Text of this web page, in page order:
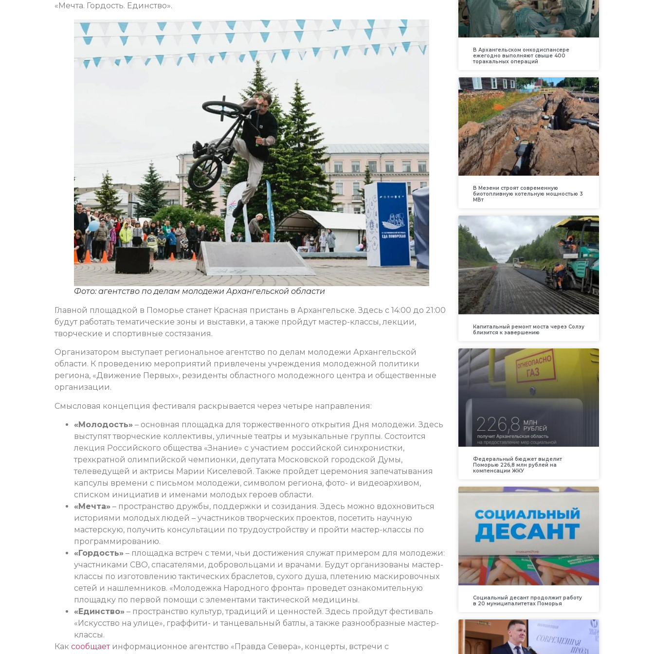
«Мечта. Гордость. Единство».
Фото: агентство по делам молодежи Архангельской области
Главной площадкой в Поморье станет Красная пристань в Архангельске. Здесь с 14:00 до 21:00
будут работать тематические зоны и выставки, а также пройдут мастер-классы, лекции,
творческие и спортивные состязания.
Организатором выступает региональное агентство по делам молодежи Архангельской
области. К проведению мероприятий привлечены учреждения молодежной политики
региона, «Движение Первых», резиденты областного молодежного центра и общественные
организации.
Смысловая концепция фестиваля раскрывается через четыре направления:
«Молодость» – основная площадка для торжественного открытия Дня молодежи. Здесь
выступят творческие коллективы, уличные театры и музыкальные группы. Состоится
лекция Российского общества «Знание» с участием российской синхронистки,
трехкратной олимпийской чемпионки, депутата Московской городской Думы,
телеведущей и актрисы Марии Киселевой. Также пройдет церемония запечатывания
капсулы времени с письмом молодежи, символом региона, фото- и видеоархивом,
списком инициатив и именами молодых героев области.
«Мечта» – пространство дружбы, поддержки и созидания. Здесь можно вдохновиться
историями молодых людей – участников творческих проектов, посетить научную
мастерскую, получить консультации по трудоустройству и пройти мастер-классы по
программированию.
«Гордость» – площадка встреч с теми, чьи достижения служат примером для молодежи:
участниками СВО, спасателями, добровольцами и врачами. Будут организованы мастер-
классы по изготовлению тактических браслетов, сухого душа, плетению маскировочных
сетей и нашлемников. «Молодежка Народного фронта» проведет ознакомительную
площадку по первой помощи с элементами тактической медицины.
«Единство» – пространство культур, традиций и ценностей. Здесь пройдут фестиваль
«Искусство на улице», граффити- и танцевальный батлы, а также разнообразные мастер-
классы.
Как сообщаетинформационное агентство «Правда Севера», концерты, встречи с
В Архангельском онкодиспансере
ежегодно выполняют свыше 400
торакальных операций
В Мезени строят современную
биотопливную котельную мощностью 3
МВт
Капитальный ремонт моста через Солзу
близится к завершению
Федеральный бюджет выделит
Поморью 226,8 млн рублей на
компенсации ЖКУ
Социальный десант продолжит работу
в 20 муниципалитетах Поморья